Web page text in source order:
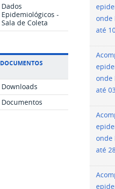
Dados
Epidemiológicos -
Sala de Coleta
DOCUMENTOS
Downloads
Documentos
onde
até
onde
até
onde
até